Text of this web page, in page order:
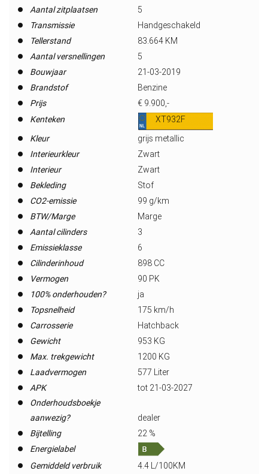
Aantal zitplaatsen
5
Transmissie
Handgeschakeld
Tellerstand
83.664 KM
Aantal versnellingen
5
Bouwjaar
21-03-2019
Brandstof
Benzine
Prijs
€ 9.900,-
Kenteken
XT932F
Kleur
grijs metallic
Interieurkleur
Zwart
Interieur
Zwart
Bekleding
Stof
CO2-emissie
99 g/km
BTW/Marge
Marge
Aantal cilinders
3
Emissieklasse
6
Cilinderinhoud
898 CC
Vermogen
90 PK
100% onderhouden?
ja
Topsnelheid
175 km/h
Carrosserie
Hatchback
Gewicht
953 KG
Max. trekgewicht
1200 KG
Laadvermogen
577 Liter
APK
tot 21-03-2027
Onderhoudsboekje
aanwezig?
dealer
Bijtelling
22 %
Energielabel
Gemiddeld verbruik
4.4 L/100KM